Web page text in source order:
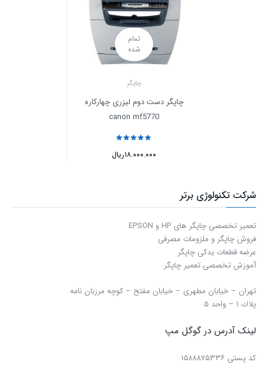
تمام
شده
چاپگر
چاپگر دست دوم لیزری چهارکاره
canon mf5770
ریال۱۸.۰۰۰.۰۰۰
شرکت تکنولوژی برتر
تعمیر تخصصی چاپگر های HP و EPSON
فروش چاپگر و ملزومات مصرفی
عرضه قطعات یدکی چاپگر
آموزش تخصصی تعمیر چاپگر
تهران – خیابان مطهری – خیابان مفتح – كوچه مرزبان نامه
پلاك ۱ – واحد ۵
لینک آدرس در گوگل مپ
كد پستی ۱۵۸۸۸۷۵۳۳۶